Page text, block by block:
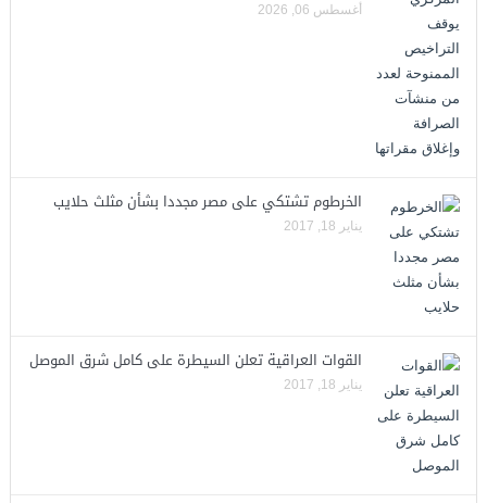
أغسطس 06, 2026
الخرطوم تشتكي على مصر مجددا بشأن مثلث حلايب
يناير 18, 2017
القوات العراقية تعلن السيطرة على كامل شرق الموصل
يناير 18, 2017